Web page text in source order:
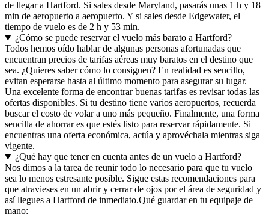
de llegar a Hartford. Si sales desde Maryland, pasarás unas 1 h y 18
min de aeropuerto a aeropuerto. Y si sales desde Edgewater, el
tiempo de vuelo es de 2 h y 53 min.
¿Cómo se puede reservar el vuelo más barato a Hartford?
Todos hemos oído hablar de algunas personas afortunadas que
encuentran precios de tarifas aéreas muy baratos en el destino que
sea. ¿Quieres saber cómo lo consiguen? En realidad es sencillo,
evitan esperarse hasta al último momento para asegurar su lugar.
Una excelente forma de encontrar buenas tarifas es revisar todas las
ofertas disponibles. Si tu destino tiene varios aeropuertos, recuerda
buscar el costo de volar a uno más pequeño. Finalmente, una forma
sencilla de ahorrar es que estés listo para reservar rápidamente. Si
encuentras una oferta económica, actúa y aprovéchala mientras siga
vigente.
¿Qué hay que tener en cuenta antes de un vuelo a Hartford?
Nos dimos a la tarea de reunir todo lo necesario para que tu vuelo
sea lo menos estresante posible. Sigue estas recomendaciones para
que atravieses en un abrir y cerrar de ojos por el área de seguridad y
así llegues a Hartford de inmediato.Qué guardar en tu equipaje de
mano: